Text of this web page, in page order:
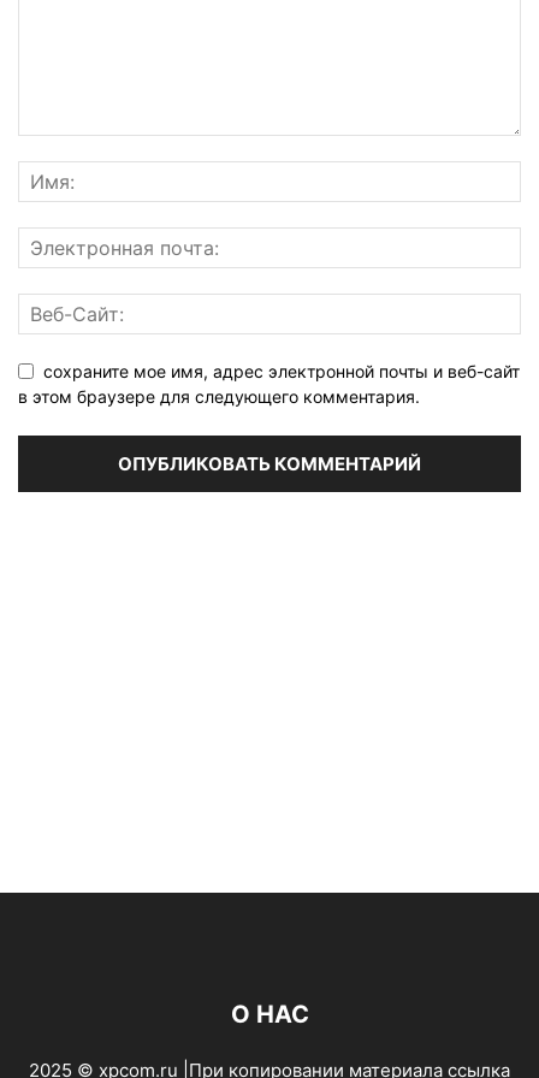
сохраните мое имя, адрес электронной почты и веб-сайт
в этом браузере для следующего комментария.
О НАС
2025 © xpcom.ru |При копировании материала ссылка